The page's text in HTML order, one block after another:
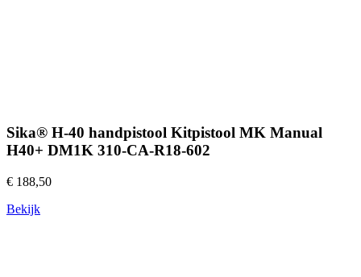
Sika® H-40 handpistool Kitpistool MK Manual
H40+ DM1K 310-CA-R18-602
€ 188,50
Bekijk